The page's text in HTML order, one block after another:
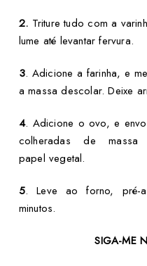
2. Triture tudo com a
lume até levantar fervura.
3. Adicione a farinha, e
a massa descolar. Deixe
4. Adicione o ovo, e
colheradas de
papel vegetal.
5. Leve ao forno, pré-
minutos.
SIGA-ME